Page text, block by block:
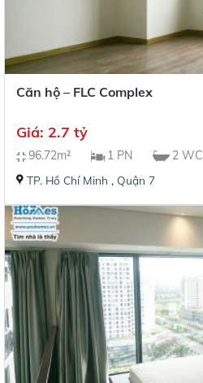
Căn hộ – FLC Complex
Giá: 2.7 tỷ
96.72m² 1 PN 2 WC
TP. Hồ Chí Minh , Quận 7